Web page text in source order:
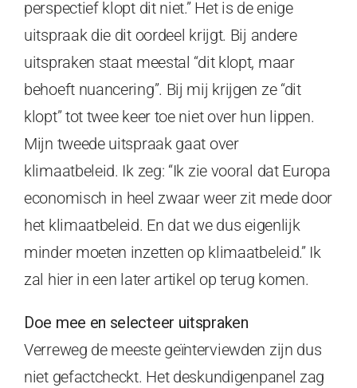
perspectief klopt dit niet.” Het is de enige
uitspraak die dit oordeel krijgt. Bij andere
uitspraken staat meestal “dit klopt, maar
behoeft nuancering”. Bij mij krijgen ze “dit
klopt” tot twee keer toe niet over hun lippen.
Mijn tweede uitspraak gaat over
klimaatbeleid. Ik zeg: “Ik zie vooral dat Europa
economisch in heel zwaar weer zit mede door
het klimaatbeleid. En dat we dus eigenlijk
minder moeten inzetten op klimaatbeleid.” Ik
zal hier in een later artikel op terug komen.
Doe mee en selecteer uitspraken
Verreweg de meeste geïnterviewden zijn dus
niet gefactcheckt. Het deskundigenpanel zag